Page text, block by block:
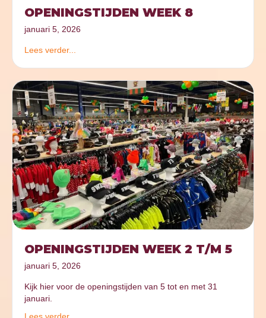
OPENINGSTIJDEN WEEK 8
januari 5, 2026
Lees verder...
OPENINGSTIJDEN WEEK 2 T/M 5
januari 5, 2026
Kijk hier voor de openingstijden van 5 tot en met 31
januari.